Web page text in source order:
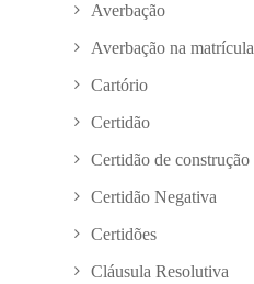
Averbação
Averbação na matrícula
Cartório
Certidão
Certidão de construção
Certidão Negativa
Certidões
Cláusula Resolutiva